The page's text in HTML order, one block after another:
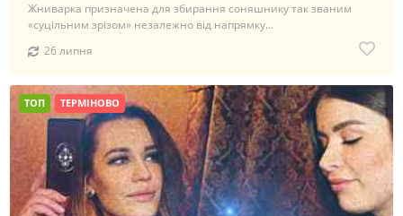
Жниварка призначена для збирання соняшнику так званим
«суцільним зрізом» незалежно від напрямку...
26 липня
ТОП ТЕРМІНОВО